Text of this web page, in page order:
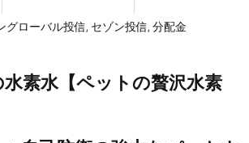
グローバル投信, セゾン投信, 分配金
素水【ペットの贅沢水素